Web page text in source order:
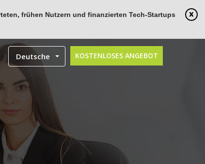
frühen Nutzern und finanzierten Tech-Startups
KOSTENLOSES ANGEBOT
Deutsche